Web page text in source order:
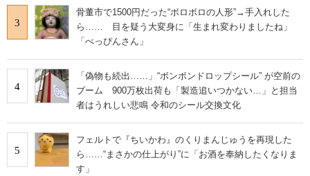
3
骨董市で1500円だった“ボロボロの人形”→手入れした
ら…… 目を疑う大変身に「生まれ変わりましたね」
「べっぴんさん」
4
「偽物も続出……」“ボンボンドロップシール” が空前の
ブーム 900万枚出荷も「製造追いつかない…」と担当
者はうれしい悲鳴 令和のシール交換文化
5
フェルトで『ちいかわ』のくりまんじゅうを再現した
ら……“まさかの仕上がり”に「お酒を奉納したくなりま
す」